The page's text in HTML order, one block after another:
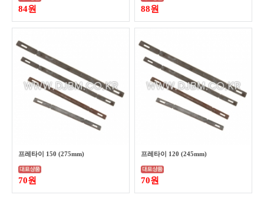
84원 88원
프레타이 150 (275mm)
70원
프레타이 120 (245mm)
70원